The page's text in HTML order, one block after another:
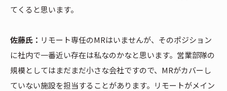
てくると思います。
佐藤氏： リモート専任のMRはいませんが、そのポジション
に社内で一番近い存在は私なのかなと思います。営業部隊の
規模としてはまだまだ小さな会社ですので、MRがカバーし
ていない施設を担当することがあります。リモートがメイン